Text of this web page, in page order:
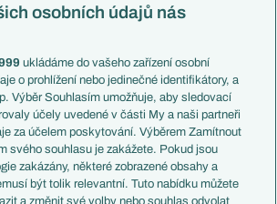
Česko
Francie
Itálie
Německo
Španělsko
Argentina
Brazílie
Přestupy
osobních údajů nás
ukládáme do vašeho zařízení osobní
o prohlížení nebo jedinečné identifikátory, a
Výběr Souhlasím umožňuje, aby sledovací
účely uvedené v části My a naši partneři
za účelem poskytování. Výběrem Zamítnout
svého souhlasu je zakážete. Pokud jsou
zakázány, některé zobrazené obsahy a
být tolik relevantní. Tuto nabídku můžete
a změnit své volby nebo souhlas odvolat